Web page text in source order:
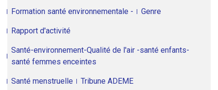
Formation santé environnementale - Genre
Rapport d'activité
Santé-environnement-Qualité de l'air -santé enfants-
santé femmes enceintes
Santé menstruelle Tribune ADEME